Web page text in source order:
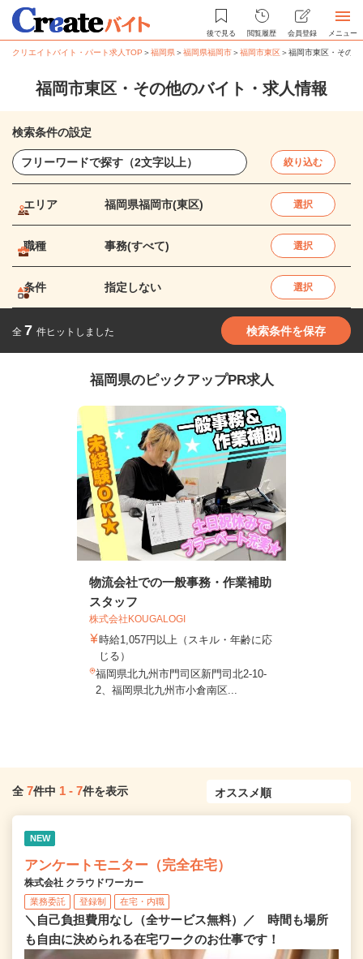
後で見る 閲覧履歴 会員登録 メニュー
クリエイトバイト・パート求人TOP ＞福岡県＞福岡県福岡市＞福岡市東区＞福岡市東区・その
福岡市東区・その他のバイト・求人情報
検索条件の設定
絞り込む
エリア 福岡県福岡市(東区) 選択
職種 事務(すべて) 選択
条件 指定しない 選択
全 7 件ヒットしました 検索条件を保存
福岡県のピックアップPR求人
物流会社での一般事務・作業補助
スタッフ
株式会社KOUGALOGI
時給1,057円以上（スキル・年齢に応
じる）
福岡県北九州市門司区新門司北2-10-
2、福岡県北九州市小倉南区...
全 7件中 1 - 7件を表示
NEW
アンケートモニター（完全在宅）
株式会社 クラウドワーカー
業務委託 登録制 在宅・内職
＼自己負担費用なし（全サービス無料）／ 時間も場所
も自由に決められる在宅ワークのお仕事です！